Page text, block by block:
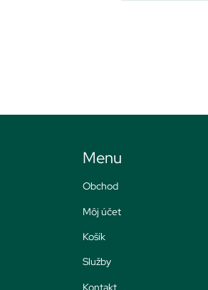
Menu
Obchod
Môj účet
Košík
Služby
Kontakt